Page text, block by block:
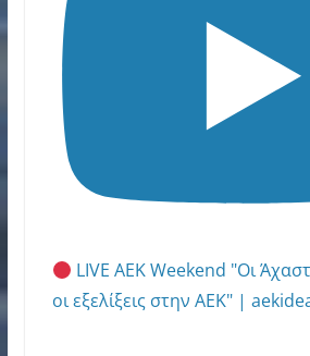
LIVE AEK Weekend "Οι
οι εξελίξεις στην ΑΕΚ" |